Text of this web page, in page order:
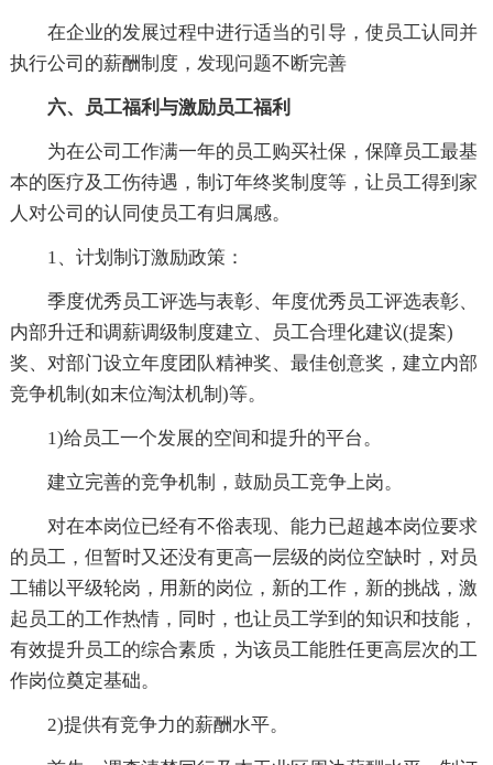
在企业的发展过程中进行适当的引导，使员工认同并
执行公司的薪酬制度，发现问题不断完善
六、员工福利与激励员工福利
为在公司工作满一年的员工购买社保，保障员工最基
本的医疗及工伤待遇，制订年终奖制度等，让员工得到家
人对公司的认同使员工有归属感。
1、计划制订激励政策：
季度优秀员工评选与表彰、年度优秀员工评选表彰、
内部升迁和调薪调级制度建立、员工合理化建议(提案)
奖、对部门设立年度团队精神奖、最佳创意奖，建立内部
竞争机制(如末位淘汰机制)等。
1)给员工一个发展的空间和提升的平台。
建立完善的竞争机制，鼓励员工竞争上岗。
对在本岗位已经有不俗表现、能力已超越本岗位要求
的员工，但暂时又还没有更高一层级的岗位空缺时，对员
工辅以平级轮岗，用新的岗位，新的工作，新的挑战，激
起员工的工作热情，同时，也让员工学到的知识和技能，
有效提升员工的综合素质，为该员工能胜任更高层次的工
作岗位奠定基础。
2)提供有竞争力的薪酬水平。